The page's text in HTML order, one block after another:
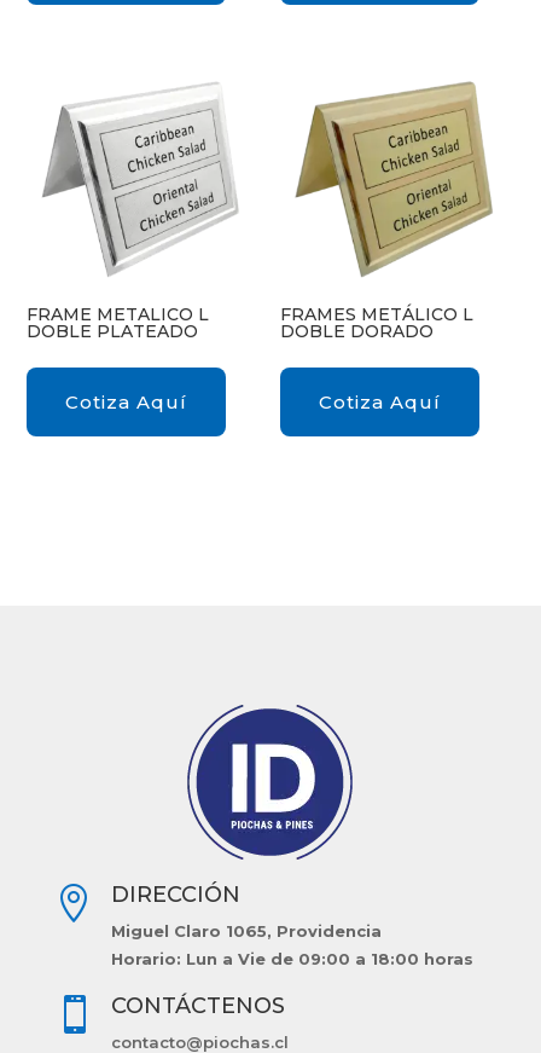
FRAME METALICO L
DOBLE PLATEADO
Cotiza Aquí
FRAMES METÁLICO L
DOBLE DORADO
Cotiza Aquí
 DIRECCIÓN
Miguel Claro 1065, Providencia
Horario: Lun a Vie de 09:00 a 18:00 horas
 CONTÁCTENOS
contacto@piochas.cl